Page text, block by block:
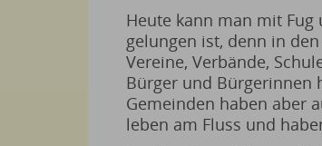
Heute kann man mit Fug
gelungen ist, denn in
Vereine, Verbände,
Bürger und Bürgerinnen
Gemeinden haben aber
leben am Fluss und